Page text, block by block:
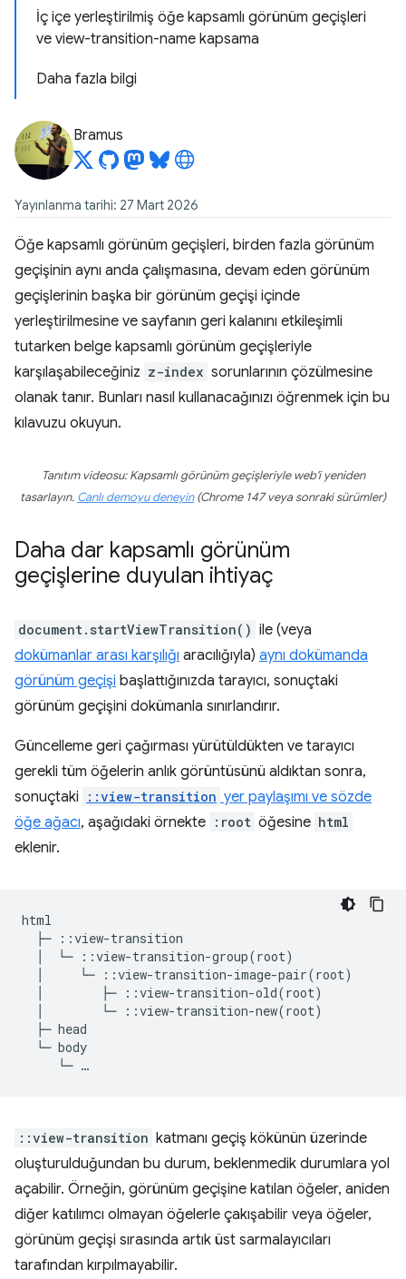
İç içe yerleştirilmiş öğe kapsamlı görünüm geçişleri
ve view-transition-name kapsama
Daha fazla bilgi
Bramus
Yayınlanma tarihi: 27 Mart 2026
Öğe kapsamlı görünüm geçişleri, birden fazla görünüm
geçişinin aynı anda çalışmasına, devam eden görünüm
geçişlerinin başka bir görünüm geçişi içinde
yerleştirilmesine ve sayfanın geri kalanını etkileşimli
tutarken belge kapsamlı görünüm geçişleriyle
karşılaşabileceğiniz z-index sorunlarının çözülmesine
olanak tanır. Bunları nasıl kullanacağınızı öğrenmek için bu
kılavuzu okuyun.
Tanıtım videosu: Kapsamlı görünüm geçişleriyle web'i yeniden
tasarlayın. Canlı demoyu deneyin(Chrome 147 veya sonraki sürümler)
Daha dar kapsamlı görünüm
geçişlerine duyulan ihtiyaç
document.startViewTransition() ile (veya
dokümanlar arası karşılığı aracılığıyla) aynı dokümanda
görünüm geçişi başlattığınızda tarayıcı, sonuçtaki
görünüm geçişini dokümanla sınırlandırır.
Güncelleme geri çağırması yürütüldükten ve tarayıcı
gerekli tüm öğelerin anlık görüntüsünü aldıktan sonra,
sonuçtaki
::view-transition yer paylaşımı ve sözde
öğe ağacı, aşağıdaki örnekte :root öğesine html
eklenir.
html
  ├─ ::view-transition
  │  └─ ::view-transition-group(root)
  │     └─ ::view-transition-image-pair(root)
  │        ├─ ::view-transition-old(root)
  │        └─ ::view-transition-new(root)
  ├─ head
  └─ body
::view-transition katmanı geçiş kökünün üzerinde
oluşturulduğundan bu durum, beklenmedik durumlara yol
açabilir. Örneğin, görünüm geçişine katılan öğeler, aniden
diğer katılımcı olmayan öğelerle çakışabilir veya öğeler,
görünüm geçişi sırasında artık üst sarmalayıcıları
tarafından kırpılmayabilir.